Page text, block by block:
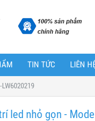
TIN TỨC LIÊN
led nhỏ gọn -